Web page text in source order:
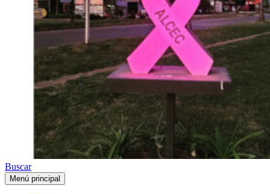
Buscar
Menú principal